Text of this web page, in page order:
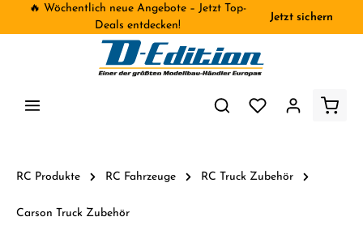
🔥 Wöchentlich neue Angebote – Jetzt Top-
Deals entdecken!
Jetzt sichern
RC Produkte RC Fahrzeuge RC Truck Zubehör
Carson Truck Zubehör